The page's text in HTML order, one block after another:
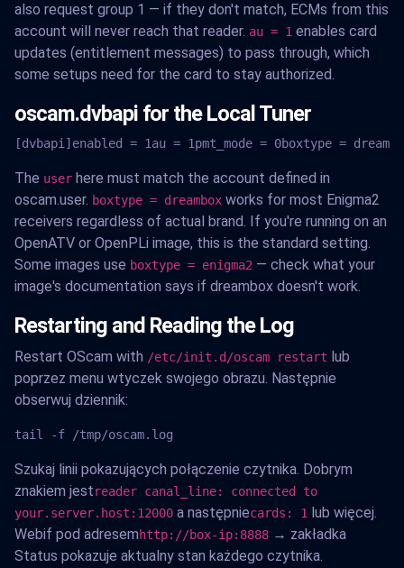
also request group 1 — if they don't match, ECMs from this
account will never reach that reader. au = 1 enables card
updates (entitlement messages) to pass through, which
some setups need for the card to stay authorized.
oscam.dvbapi for the Local Tuner
[dvbapi]enabled = 1au = 1pmt_mode = 0boxtype =
The user here must match the account defined in
oscam.user. boxtype = dreambox works for most Enigma2
receivers regardless of actual brand. If you're running on an
OpenATV or OpenPLi image, this is the standard setting.
Some images use boxtype = enigma2 — check what your
image's documentation says if dreambox doesn't work.
Restarting and Reading the Log
Restart OScam with /etc/init.d/oscam restart lub
poprzez menu wtyczek swojego obrazu. Następnie
obserwuj dziennik:
tail -f /tmp/oscam.log
Szukaj linii pokazujących połączenie czytnika. Dobrym
znakiem jestreader canal_line: connected to
your.server.host:12000 a następniecards: 1 lub więcej.
Webif pod adresemhttp://box-ip:8888 → zakładka
Status pokazuje aktualny stan każdego czytnika.